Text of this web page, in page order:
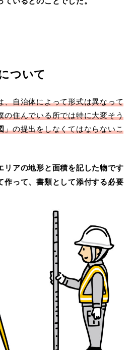
ついて
、自治体によって形式は異なって
の住んでいる所では特に大変そう
」の提出をしなくてはならないこ
リアの地形と面積を記した物です
作って、書類として添付する必要